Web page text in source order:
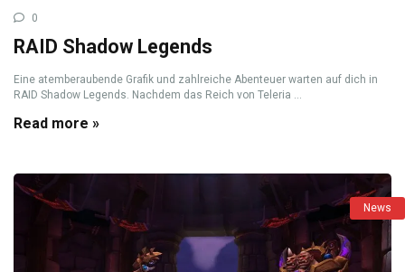
0
RAID Shadow Legends
Eine atemberaubende Grafik und zahlreiche Abenteuer warten auf dich in
RAID Shadow Legends. Nachdem das Reich von Teleria ...
Read more »
News